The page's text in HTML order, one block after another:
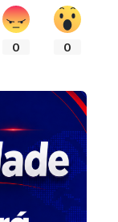
0 0